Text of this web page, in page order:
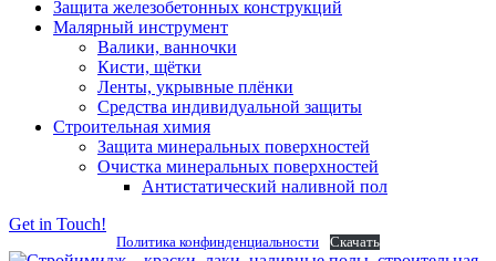
Защита железобетонных конструкций
Малярный инструмент
Валики, ванночки
Кисти, щётки
Ленты, укрывные плёнки
Средства индивидуальной защиты
Строительная химия
Защита минеральных поверхностей
Очистка минеральных поверхностей
Антистатический наливной пол
Get in Touch!
Политика конфинденциальности Скачать